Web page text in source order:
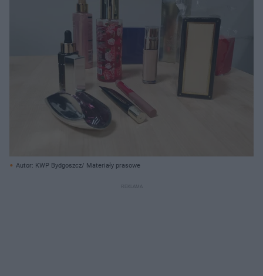
Autor: KWP Bydgoszcz/ Materiały prasowe